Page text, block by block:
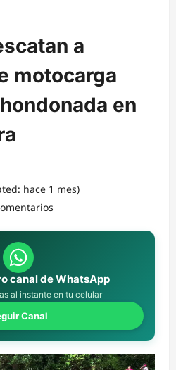
a
motocarga
en
hace 1 mes)
canal de WhatsApp
al instante en tu celular
Canal